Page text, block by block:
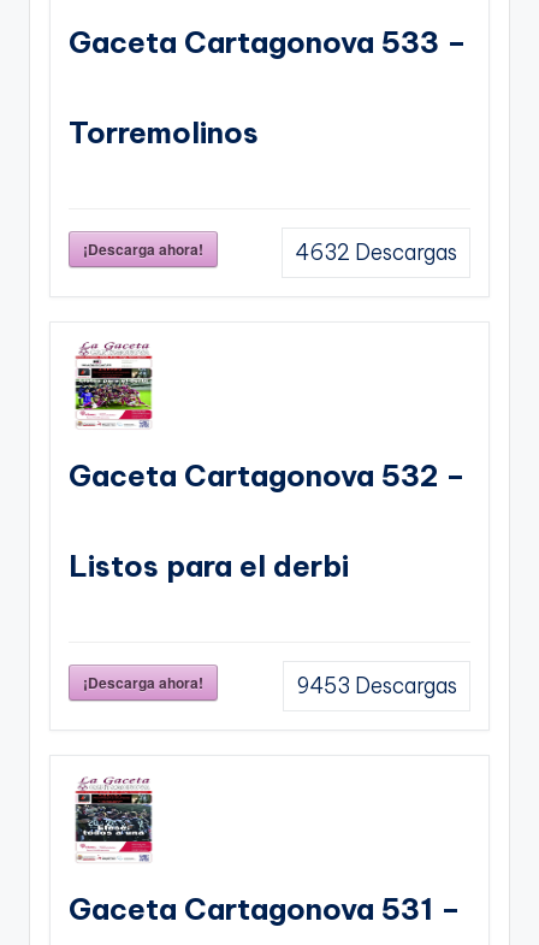
Gaceta Cartagonova 533 –
Torremolinos
¡Descarga ahora! 4632 Descargas
Gaceta Cartagonova 532 –
Listos para el derbi
¡Descarga ahora! 9453 Descargas
Gaceta Cartagonova 531 –